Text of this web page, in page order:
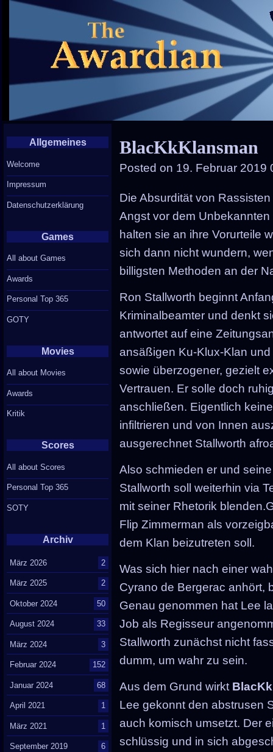
BlacKkKlansman
Posted on 19. Februar 2019
Die Absurdität von
Angst vor dem
halten sie an ihre Vorurteile
sich dann nicht wundern,
billigsten Methoden an der
Ron Stallworth beginnt
Kriminalbeamter und denkt
antwortet auf eine
ansäßigen Ku-Klux-Klan
sowie überzogener, gezielt
Vertrauen. Er solle doch
anschließen. Eigentlich
infiltrieren und von Innen
ausgerechnet Stallworth
Also schmieden er und
Stallworth soll weiterhin via
mit seiner Rhetorik
Flip Zimmerman als
dem Klan beizutreten soll.
Was sich hier nach einer
Cyrano de Bergerac anhört,
Genau genommen hat Lee
Job als Regisseur
Stallworth zunächst nicht
dumm, um wahr zu sein.
Aus dem Grund wirkt
Lee gekonnt den abstrusen
auch komisch umsetzt. Der
schlüssig und in sich
Allgemeines
Welcome
Impressum
Datenschutzerklärung
Games
All about Games
Awards
Personal Top 365
GOTY
Movies
All about Movies
Awards
Kritik
Scores
All about Scores
Personal Top 365
SOTY
Archiv
März 2026 2
März 2025 2
Oktober 2024 50
August 2024 33
März 2024 3
Februar 2024 152
Januar 2024 68
April 2021 1
März 2021 1
September 2019 6